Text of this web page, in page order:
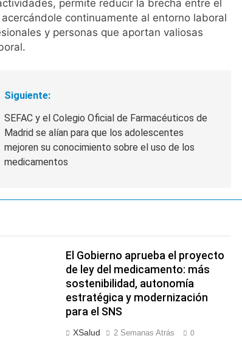
permite reducir la brecha entre el
continuamente al entorno laboral
y personas que aportan valiosas
Siguiente:
SEFAC y el Colegio Oficial de Farmacéuticos de
Madrid se alían para que los adolescentes
mejoren su conocimiento sobre el uso de los
medicamentos
El Gobierno aprueba el proyecto
de ley del medicamento: más
sostenibilidad, autonomía
estratégica y modernización
para el SNS
XSalud 2 Semanas Atrás 0